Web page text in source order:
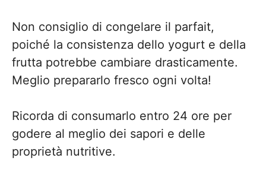
Non consiglio di congelare il parfait,
poiché la consistenza dello yogurt e della
frutta potrebbe cambiare drasticamente.
Meglio prepararlo fresco ogni volta!
Ricorda di consumarlo entro 24 ore per
godere al meglio dei sapori e delle
proprietà nutritive.